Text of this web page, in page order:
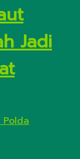
Jadi